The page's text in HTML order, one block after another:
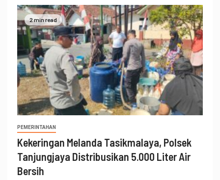
2 min read
PEMERINTAHAN
Kekeringan Melanda Tasikmalaya, Polsek
Tanjungjaya Distribusikan 5.000 Liter Air
Bersih